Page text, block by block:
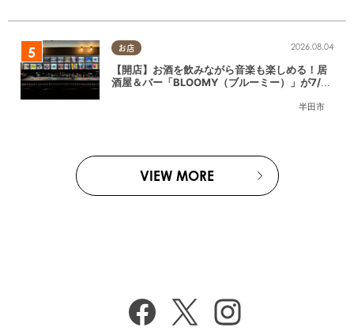
お店
半田市
2026.08.04
【開店】お酒を飲みながら音楽も楽しめる！居
酒屋＆バー「BLOOMY（ブルーミー）」が7/3
VIEW MORE